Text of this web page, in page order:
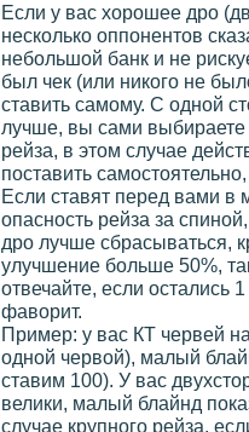
Если у вас хорошее дро
несколько оппонентов
небольшой банк и не
был чек (или никого не
ставить самому. С одной
лучше, вы сами выбираете
рейза, в этом случае
поставить
Если ставят перед вами в
опасность рейза за
дро лучше сбрасываться,
улучшение больше 50%,
отвечайте, если остались
фаворит.
Пример: у вас КТ червей
одной червой), малый
ставим 100). У вас
велики, малый блайнд
случае крупного рейза,